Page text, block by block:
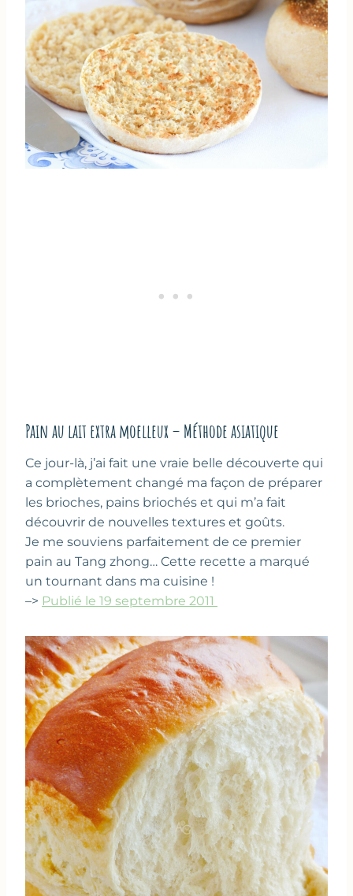
Pain au lait extra moelleux – Méthode asiatique
Ce jour-là, j’ai fait une vraie belle découverte qui
a complètement changé ma façon de préparer
les brioches, pains briochés et qui m’a fait
découvrir de nouvelles textures et goûts.
Je me souviens parfaitement de ce premier
pain au Tang zhong… Cette recette a marqué
un tournant dans ma cuisine !
–> Publié le 19 septembre 2011